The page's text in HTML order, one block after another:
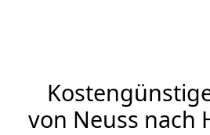
von Neuss nach